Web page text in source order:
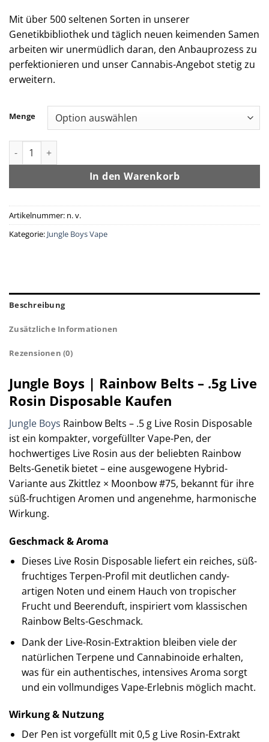
Mit über 500 seltenen Sorten in unserer
Genetikbibliothek und täglich neuen keimenden Samen
arbeiten wir unermüdlich daran, den Anbauprozess zu
perfektionieren und unser Cannabis-Angebot stetig zu
erweitern.
Menge
Jungle Boys | Rainbow Belts - .5g Live Rosin Disposable Menge
In den Warenkorb
Artikelnummer: n. v.
Kategorie: Jungle Boys Vape
Beschreibung
Zusätzliche Informationen
Rezensionen (0)
Jungle Boys | Rainbow Belts – .5g Live
Rosin Disposable Kaufen
Jungle Boys Rainbow Belts – .5 g Live Rosin Disposable
ist ein kompakter, vorgefüllter Vape-Pen, der
hochwertiges Live Rosin aus der beliebten Rainbow
Belts-Genetik bietet – eine ausgewogene Hybrid-
Variante aus Zkittlez × Moonbow #75, bekannt für ihre
süß-fruchtigen Aromen und angenehme, harmonische
Wirkung.
Geschmack & Aroma
Dieses Live Rosin Disposable liefert ein reiches, süß-
fruchtiges Terpen-Profil mit deutlichen candy-
artigen Noten und einem Hauch von tropischer
Frucht und Beerenduft, inspiriert vom klassischen
Rainbow Belts-Geschmack.
Dank der Live-Rosin-Extraktion bleiben viele der
natürlichen Terpene und Cannabinoide erhalten,
was für ein authentisches, intensives Aroma sorgt
und ein vollmundiges Vape-Erlebnis möglich macht.
Wirkung & Nutzung
Der Pen ist vorgefüllt mit 0,5 g Live Rosin-Extrakt